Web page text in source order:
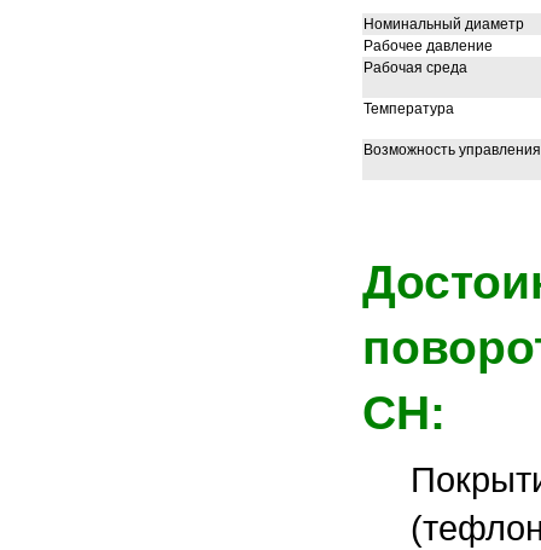
Номинальный диаметр
Рабочее давление
Рабочая среда
Температура
Возможность управления
CH: